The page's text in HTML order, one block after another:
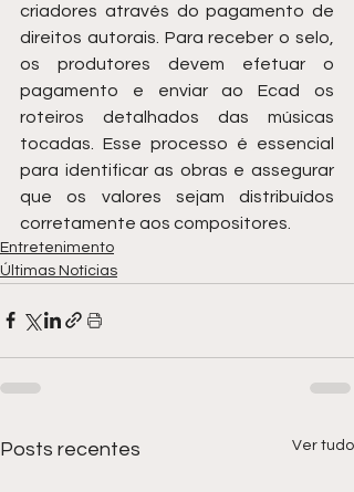
criadores através do pagamento de
direitos autorais. Para receber o selo,
os produtores devem efetuar o
pagamento e enviar ao Ecad os
roteiros detalhados das músicas
tocadas. Esse processo é essencial
para identificar as obras e assegurar
que os valores sejam distribuídos
corretamente aos compositores.
Entretenimento
Últimas Notícias
Posts recentes Ver tudo